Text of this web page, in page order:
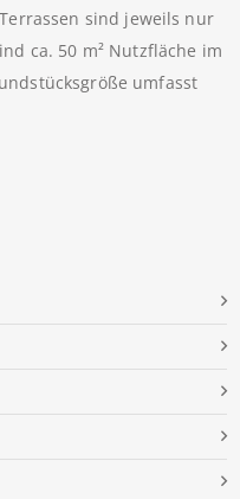
sind jeweils nur
ca. 50 m² Nutzfläche im
umfasst